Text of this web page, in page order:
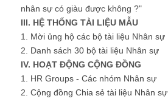
nhân sự có giàu được không ?"
III. HỆ THỐNG TÀI LIỆU MẪU
1. Mời ủng hộ các bộ tài liệu Nhân sự
2. Danh sách 30 bộ tài liệu Nhân sự
IV. HOẠT ĐỘNG CỘNG ĐỒNG
1. HR Groups - Các nhóm Nhân sự
2. Cộng đồng Chia sẻ tài liệu Nhân sự